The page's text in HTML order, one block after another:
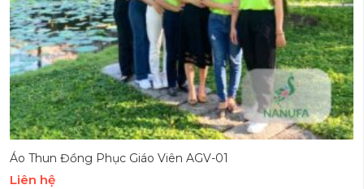
Áo Thun Đồng Phục Giáo Viên AGV-01
Liên hệ